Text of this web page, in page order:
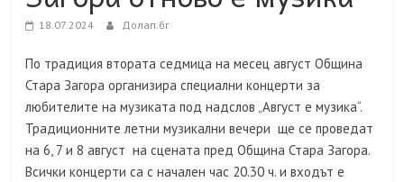
18.07.2024 Долап.бг
По традиция втората седмица на месец август Община
Стара Загора организира специални концерти за
любителите на музиката под надслов „Август е музика“.
Традиционните летни музикални вечери ще се проведат
на 6, 7 и 8 август на сцената пред Община Стара Загора.
Всички концерти са с начален час 20.30 ч. и входът е